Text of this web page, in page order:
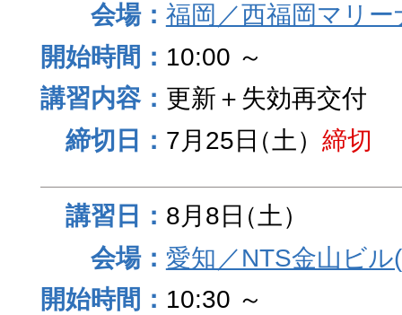
福岡／西福岡マリ
10:00 ～
更新＋失効再交付
7月25日（土） 締切
8月8日（土）
愛知／NTS金山ビ
10:30 ～